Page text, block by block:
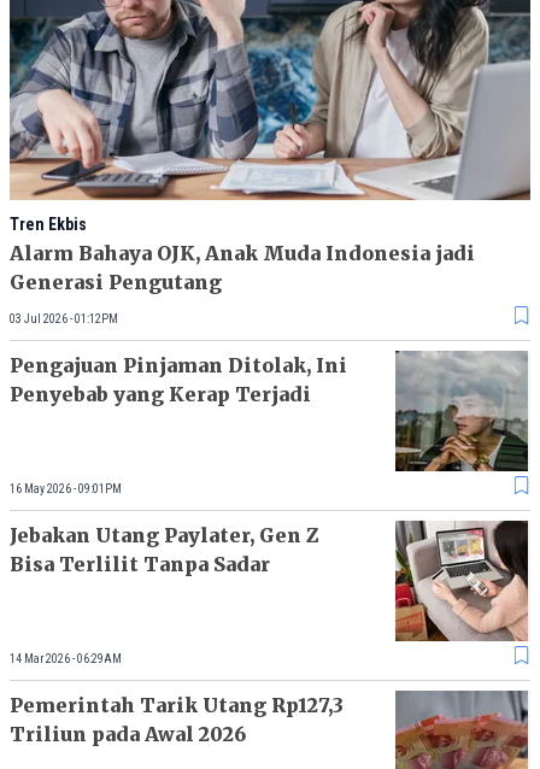
Tren Ekbis
Alarm Bahaya OJK, Anak Muda Indonesia jadi
Generasi Pengutang
03 Jul 2026 - 01:12PM
Pengajuan Pinjaman Ditolak, Ini
Penyebab yang Kerap Terjadi
16 May 2026 - 09:01PM
Jebakan Utang Paylater, Gen Z
Bisa Terlilit Tanpa Sadar
14 Mar 2026 - 06:29AM
Pemerintah Tarik Utang Rp127,3
Triliun pada Awal 2026